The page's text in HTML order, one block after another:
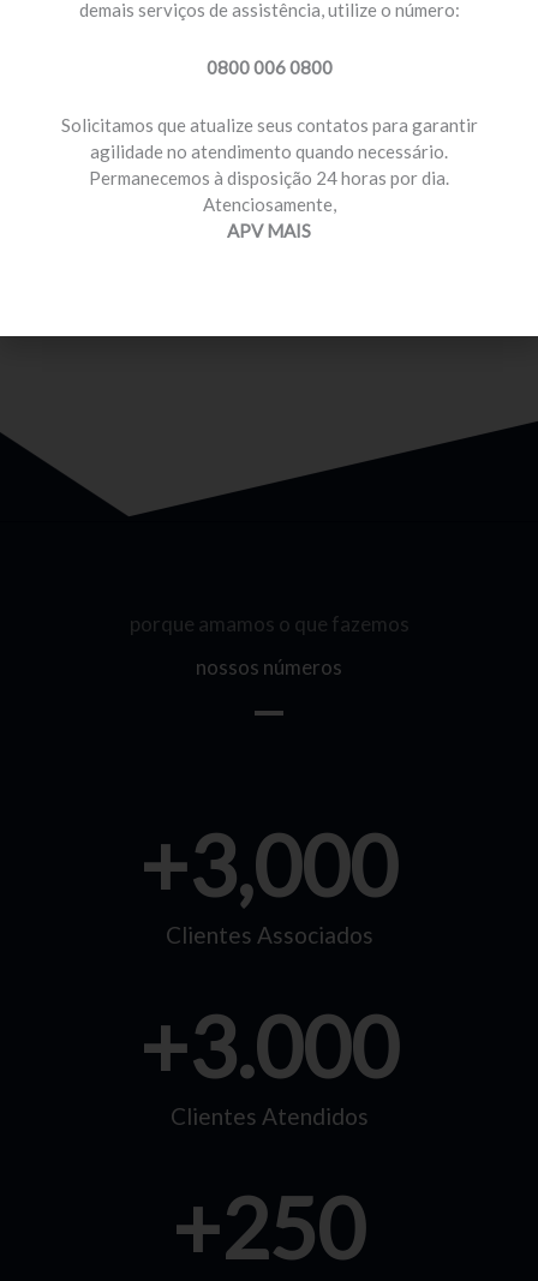
MOTORISTA PROFISSIONAL
Temos planos e preços com diferenciais para você
porque amamos o que fazemos
nossos números
Clientes Associados
+3,000
Clientes Atendidos
+3.000
+250
demais serviços de assistência, utilize o número:
0800 006 0800
Solicitamos que atualize seus contatos para garantir
agilidade no atendimento quando necessário.
Permanecemos à disposição 24 horas por dia.
Atenciosamente,
APV MAIS